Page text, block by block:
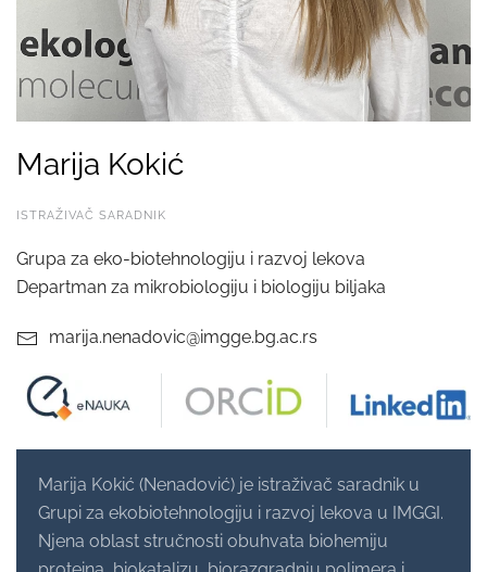
Marija Kokić
ISTRAŽIVAČ SARADNIK
Grupa za eko-biotehnologiju i razvoj lekova
Departman za mikrobiologiju i biologiju biljaka
marija.nenadovic@imgge.bg.ac.rs
Marija Kokić (Nenadović) je istraživač saradnik u
Grupi za ekobiotehnologiju i razvoj lekova u IMGGI.
Njena oblast stručnosti obuhvata biohemiju